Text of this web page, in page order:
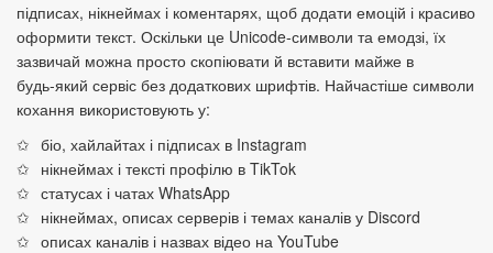
підписах, нікнеймах і коментарях, щоб додати емоцій і красиво
оформити текст. Оскільки це Unicode‑символи та емодзі, їх
зазвичай можна просто скопіювати й вставити майже в
будь‑який сервіс без додаткових шрифтів. Найчастіше символи
кохання використовують у:
біо, хайлайтах і підписах в Instagram
нікнеймах і тексті профілю в TikTok
статусах і чатах WhatsApp
нікнеймах, описах серверів і темах каналів у Discord
описах каналів і назвах відео на YouTube